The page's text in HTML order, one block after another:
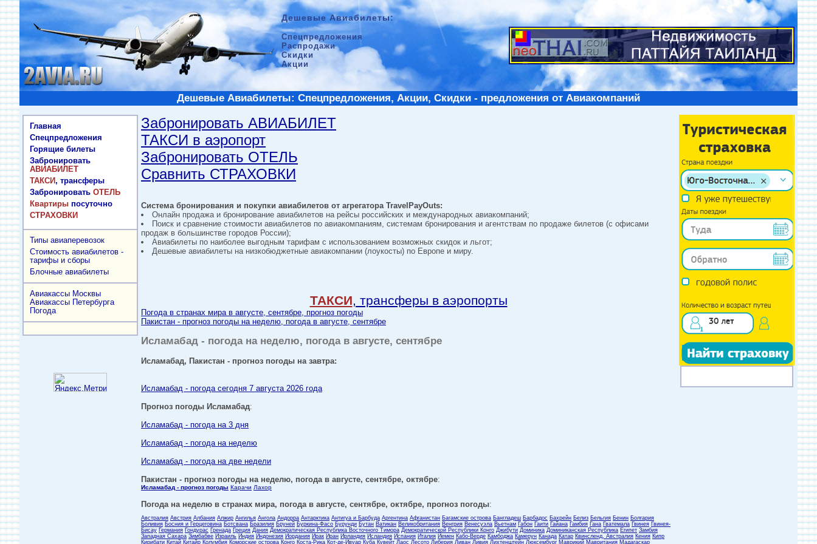
Дешевые Авиабилеты:
Спецпредложения
Распродажи
Скидки
Акции
Дешевые Авиабилеты: Спецпредложения, Акции, Скидки - предложения от Авиакомпаний
Главная
Спецпредложения
Горящие билеты
Забронировать
АВИАБИЛЕТ
ТАКСИ, трансферы
Забронировать ОТЕЛЬ
Квартиры посуточно
СТРАХОВКИ
Типы авиаперевозок
Стоимость авиабилетов -
тарифы и сборы
Блочные авиабилеты
Авиакассы Москвы
Авиакассы Петербурга
Погода
Забронировать АВИАБИЛЕТ
ТАКСИ в аэропорт
Забронировать ОТЕЛЬ
Сравнить СТРАХОВКИ
Система бронирования и покупки авиабилетов от агрегатора TravelPayOuts:
Онлайн продажа и бронирование авиабилетов на рейсы российских и международных авиакомпаний;
Поиск и сравнение стоимости авиабилетов по авиакомпаниям, системам бронирования и агентствам по продаже билетов (с офисами
продаж в большинстве городов России);
Авиабилеты по наиболее выгодным тарифам с использованием возможных скидок и льгот;
Дешевые авиабилеты на низкобюджетные авиакомпании (лоукосты) по Европе и миру.
ТАКСИ, трансферы в аэропорты
Погода в странах мира в августе, сентябре, прогноз погоды
Пакистан - прогноз погоды на неделю, погода в августе, сентябре
Исламабад - погода на неделю, погода в августе, сентябре
Исламабад, Пакистан - прогноз погоды на завтра:
Исламабад - погода сегодня 7 августа 2026 года
Прогноз погоды Исламабад:
Исламабад - погода на 3 дня
Исламабад - погода на неделю
Исламабад - погода на две недели
Пакистан - прогноз погоды на неделю, погода в августе, сентябре, октябре:
Исламабад - прогноз погоды Карачи Лахор
Погода на неделю в странах мира, погода в августе, сентябре, октябре, прогноз погоды:
Австралия Австрия Албания Алжир Ангилья Ангола Андорра Антарктика Антигуа и Барбуда Аргентина Афганистан Багамские острова Бангладеш Барбадос Бахрейн Белиз Бельгия Бенин Болгария
Боливия Босния и Герцеговина Ботсвана Бразилия Бруней Буркина-Фасо Бурунди Бутан Ватикан Великобритания Венгрия Венесуэла Вьетнам Габон Гаити Гайана Гамбия Гана Гватемала Гвинея Гвинея-
Бисау Германия Гондурас Гренада Греция Дания Демократическая Республика Восточного Тимора Демократической Республики Конго Джибути Доминика Доминиканская Республика Египет Замбия
Западная Сахара Зимбабве Израиль Индия Индонезия Иордания Ирак Иран Ирландия Исландия Испания Италия Йемен Кабо-Верде Камбоджа Камерун Канада Катар Квинсленд, Австралия Кения Кипр
Кирибати Китай Китайр Колумбия Коморские острова Конго Коста-Рика Кот-де-Ивуар Куба Кувейт Лаос Лесото Либерия Ливан Ливия Лихтенштейн Люксембург Маврикий Мавритания Мадагаскар